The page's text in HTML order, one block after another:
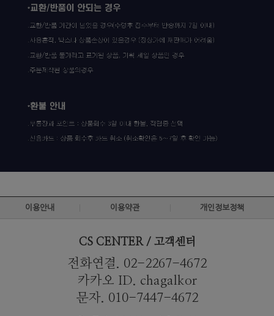
이용안내 이용약관 개인정보정책
CS CENTER / 고객센터
전화연결. 02-2267-4672
카카오 ID. chagalkor
문자. 010-7447-4672